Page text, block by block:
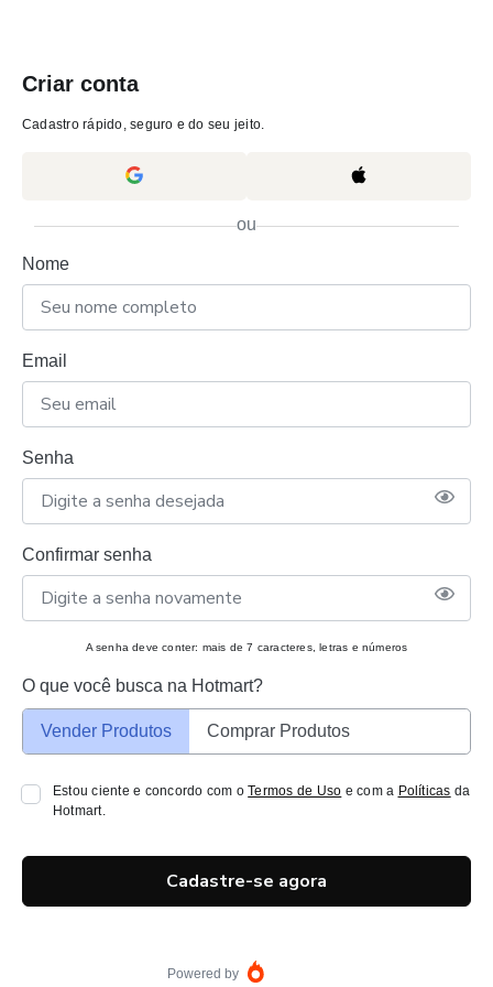
Criar conta
Cadastro rápido, seguro e do seu jeito.
ou
Nome
Email
Senha
Confirmar senha
A senha deve conter: mais de 7 caracteres, letras e números
O que você busca na Hotmart?
Vender Produtos Comprar Produtos
Estou ciente e concordo com oTermos de Uso e com a Políticas da
Hotmart.
Cadastre-se agora
Powered by